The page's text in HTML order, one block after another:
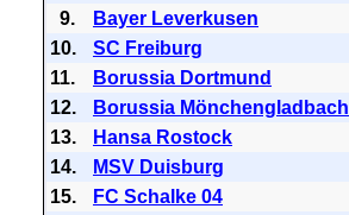
9.
Bayer Leverkusen
10.
SC Freiburg
11.
Borussia Dortmund
12.
Borussia Mönchengladbach
13.
Hansa Rostock
14.
MSV Duisburg
15.
FC Schalke 04